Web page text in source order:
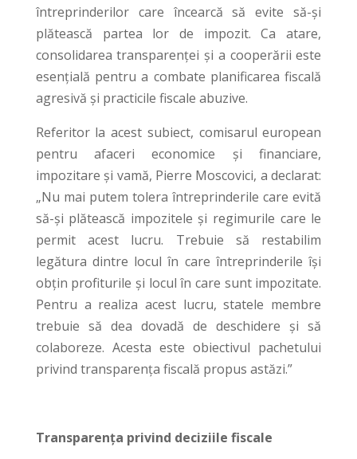
întreprinderilor care încearcă să evite să-și
plătească partea lor de impozit. Ca atare,
consolidarea transparenței și a cooperării este
esențială pentru a combate planificarea fiscală
agresivă și practicile fiscale abuzive.
Referitor la acest subiect, comisarul european
pentru afaceri economice și financiare,
impozitare și vamă, Pierre Moscovici, a declarat:
„Nu mai putem tolera întreprinderile care evită
să-și plătească impozitele și regimurile care le
permit acest lucru. Trebuie să restabilim
legătura dintre locul în care întreprinderile își
obțin profiturile și locul în care sunt impozitate.
Pentru a realiza acest lucru, statele membre
trebuie să dea dovadă de deschidere și să
colaboreze. Acesta este obiectivul pachetului
privind transparența fiscală propus astăzi.”
Transparența privind deciziile fiscale